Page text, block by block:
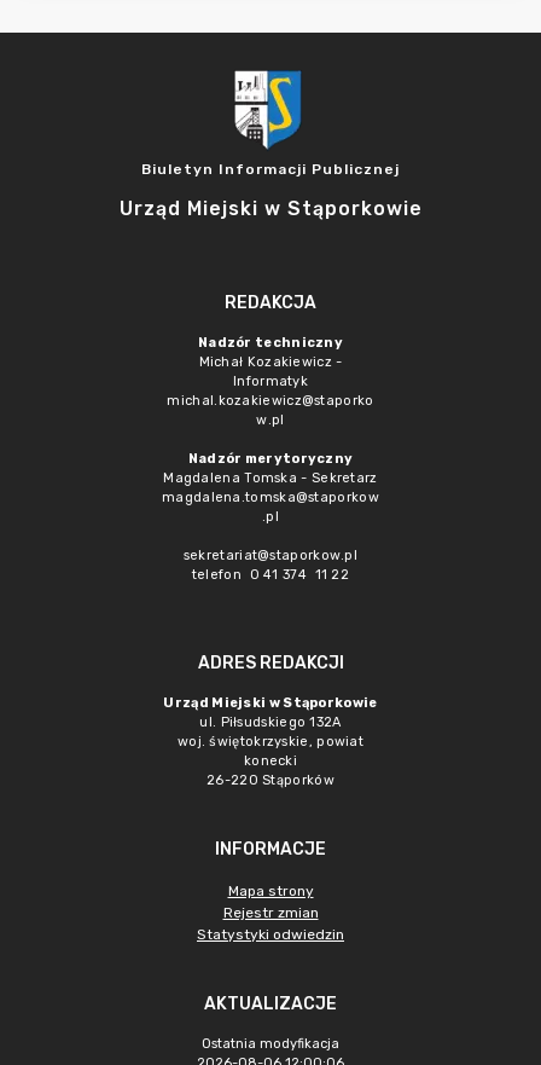
Biuletyn Informacji Publicznej
Urząd Miejski w Stąporkowie
REDAKCJA
Nadzór techniczny
Michał Kozakiewicz -
Informatyk
michal.kozakiewicz@staporko
w.pl
Nadzór merytoryczny
Magdalena Tomska - Sekretarz
magdalena.tomska@staporkow
.pl
sekretariat@staporkow.pl
telefon 0 41 374 11 22
ADRES REDAKCJI
Urząd Miejski w Stąporkowie
ul. Piłsudskiego 132A
woj. świętokrzyskie, powiat
konecki
26-220 Stąporków
INFORMACJE
Mapa strony
Rejestr zmian
Statystyki odwiedzin
AKTUALIZACJE
Ostatnia modyfikacja